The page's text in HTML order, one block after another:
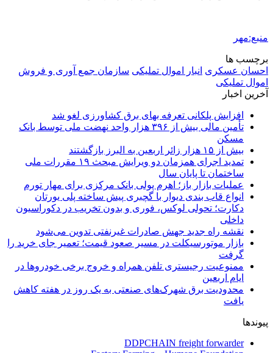
منبع:مهر
برچسب ها
احسان عسکری انبار اموال تملیکی سازمان جمع آوری و فروش
اموال تملیکی
آخرین اخبار
افزایش پلکانی تعرفه بهای برق کشاورزی لغو شد
تأمین مالی بیش از ۳۹۶ هزار واحد نهضت ملی توسط بانک
مسکن
بیش از ۱۵ هزار زائر اربعین به البرز بازگشتند
تمدید اجرای همزمان دو ویرایش مبحث ۱۹ مقررات ملی
ساختمان تا پایان سال
عملیات بازار باز؛ اهرم پولی بانک مرکزی برای مهار تورم
انواع قاب بندی دیوار با گچبری پیش ساخته پلی یورتان
دکارت؛ تحولی لوکس، فوری و بدون تخریب در دکوراسیون
داخلی
نقشه راه جدید جهش صادرات غیرنفتی تدوین می‌شود
بازار موتورسیکلت در مسیر صعود قیمت؛ تعمیر جای خرید را
گرفت
ممنوعیت رجیستری تلفن همراه و خروج برخی خودروها در
ایام اربعین
محدودیت برق شهرک‌های صنعتی به یک روز در هفته کاهش
یافت
پیوندها
DDPCHAIN freight forwarder